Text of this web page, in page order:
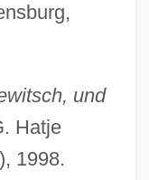
und
Hatje
1998.